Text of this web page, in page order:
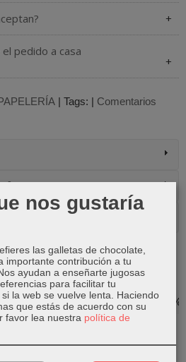
pedido a casa
| Tags: | Comentarios
% -20 % -20 %
nos gustaría
las galletas de chocolate,
importante contribución a tu
ayudan a enseñarte jugosas
para facilitar tu
la web se vuelve lenta. Haciendo
que estás de acuerdo con su
favor lea nuestra política de